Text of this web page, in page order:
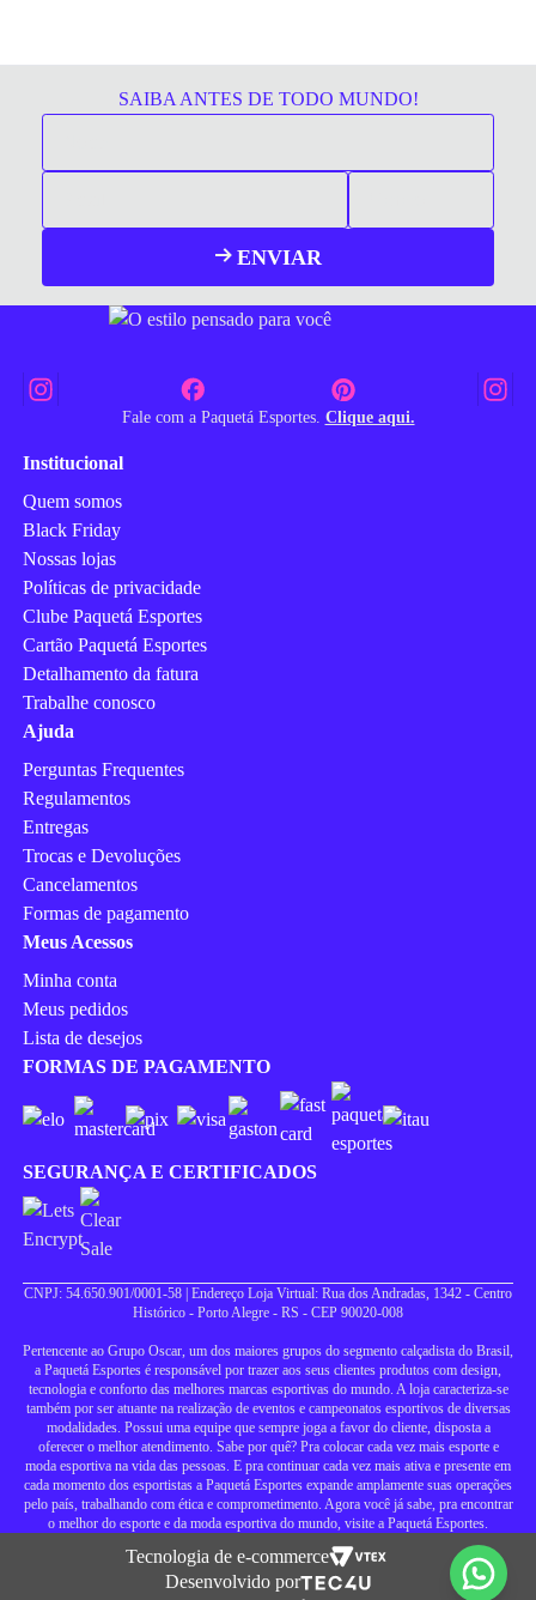
SAIBA ANTES DE TODO MUNDO!
ENVIAR
Fale com a Paquetá Esportes. Clique aqui.
Institucional
Quem somos
Black Friday
Nossas lojas
Políticas de privacidade
Clube Paquetá Esportes
Cartão Paquetá Esportes
Detalhamento da fatura
Trabalhe conosco
Ajuda
Perguntas Frequentes
Regulamentos
Entregas
Trocas e Devoluções
Cancelamentos
Formas de pagamento
Meus Acessos
Minha conta
Meus pedidos
Lista de desejos
FORMAS DE PAGAMENTO
SEGURANÇA E CERTIFICADOS
CNPJ: 54.650.901/0001-58 | Endereço Loja Virtual: Rua dos Andradas, 1342 - Centro
Histórico - Porto Alegre - RS - CEP 90020-008
Pertencente ao Grupo Oscar, um dos maiores grupos do segmento calçadista do Brasil,
a Paquetá Esportes é responsável por trazer aos seus clientes produtos com design,
tecnologia e conforto das melhores marcas esportivas do mundo. A loja caracteriza-se
também por ser atuante na realização de eventos e campeonatos esportivos de diversas
modalidades. Possui uma equipe que sempre joga a favor do cliente, disposta a
oferecer o melhor atendimento. Sabe por quê? Pra colocar cada vez mais esporte e
moda esportiva na vida das pessoas. E pra continuar cada vez mais ativa e presente em
cada momento dos esportistas a Paquetá Esportes expande amplamente suas operações
pelo país, trabalhando com ética e comprometimento. Agora você já sabe, pra encontrar
o melhor do esporte e da moda esportiva do mundo, visite a Paquetá Esportes.
Tecnologia de e-commerce
Desenvolvido por